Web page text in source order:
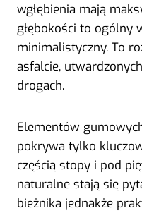
wgłębienia mają
głębokości to ogólny
minimalistyczny. To
asfalcie,
drogach.
Elementów
pokrywa tylko
częścią stopy i pod
naturalne stają się
bieżnika jednakże